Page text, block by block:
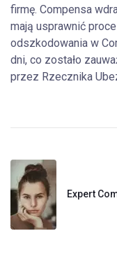
firmę. Compensa
mają usprawnić
odszkodowania w
dni, co zostało
przez Rzecznika
Expert